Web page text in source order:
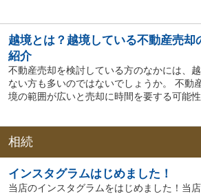
越境とは？越境している不動産売却
紹介
不動産売却を検討している方のなかには、
ない方も多いのではないでしょうか。 不動
境の範囲が広いと売却に時間を要する可能性
相続
インスタグラムはじめました！
当店のインスタグラムをはじめました！当